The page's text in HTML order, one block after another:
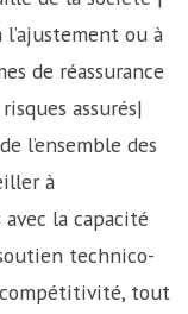
ou à
de réassurance
assurés|
l’ensemble des
à
la capacité
technico-
tout